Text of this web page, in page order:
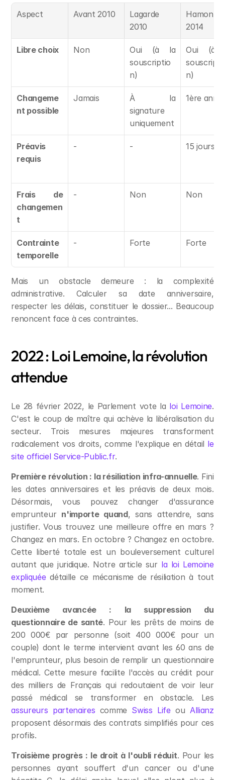
Aspect Avant 2010
Lagarde
2010
Hamon
2014
Libre choix Non
Oui (à la
souscriptio
n)
Oui (à
n)
Changeme
nt possible
Jamais
À la
signature
uniquement
1ère
Préavis
requis
- - 15 jours
Frais de
changemen
t
- Non Non
Contrainte
temporelle
- Forte Forte
Mais un obstacle demeure : la complexité
administrative. Calculer sa date anniversaire,
respecter les délais, constituer le dossier... Beaucoup
renoncent face à ces contraintes.
2022 : Loi Lemoine, la révolution
attendue
Le 28 février 2022, le Parlement vote la loi Lemoine.
C'est le coup de maître qui achève la libéralisation du
secteur. Trois mesures majeures transforment
radicalement vos droits, comme l'explique en détail le
site officiel Service-Public.fr.
Première révolution : la résiliation infra-annuelle. Fini
les dates anniversaires et les préavis de deux mois.
Désormais, vous pouvez changer d'assurance
emprunteur n'importe quand, sans attendre, sans
justifier. Vous trouvez une meilleure offre en mars ?
Changez en mars. En octobre ? Changez en octobre.
Cette liberté totale est un bouleversement culturel
autant que juridique. Notre article sur la loi Lemoine
expliquée détaille ce mécanisme de résiliation à tout
moment.
Deuxième avancée : la suppression du
questionnaire de santé. Pour les prêts de moins de
200 000€ par personne (soit 400 000€ pour un
couple) dont le terme intervient avant les 60 ans de
l'emprunteur, plus besoin de remplir un questionnaire
médical. Cette mesure facilite l'accès au crédit pour
des milliers de Français qui redoutaient de voir leur
assureurs partenaires comme Swiss Life ou Allianz
proposent désormais des contrats simplifiés pour ces
profils.
Troisième progrès : le droit à l'oubli réduit. Pour les
personnes ayant souffert d'un cancer ou d'une